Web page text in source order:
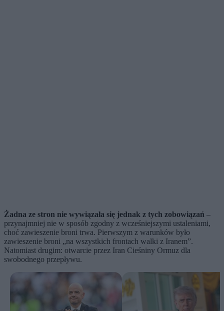
Żadna ze stron nie wywiązała się jednak z tych zobowiązań –
przynajmniej nie w sposób zgodny z wcześniejszymi ustaleniami,
choć zawieszenie broni trwa. Pierwszym z warunków było
zawieszenie broni „na wszystkich frontach walki z Iranem”.
Natomiast drugim: otwarcie przez Iran Cieśniny Ormuz dla
swobodnego przepływu.